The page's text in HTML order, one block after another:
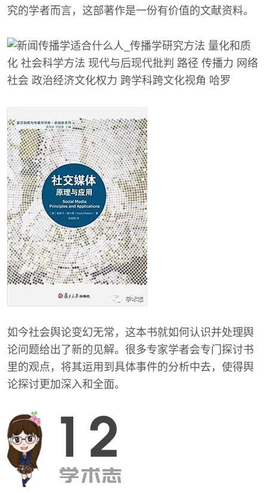
究的学者而言，这部著作是一份有价值的文献资料。
如今社会舆论变幻无常，这本书就如何认识并处理舆
论问题给出了新的见解。很多专家学者会专门探讨书
里的观点，将其运用到具体事件的分析中去，使得舆
论探讨更加深入和全面。